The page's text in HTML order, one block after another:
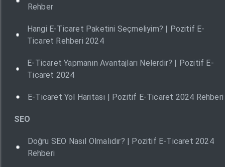
Rehber
Hangi E-Ticaret Paketini Seçmeliyim? | Pozitif E-
Ticaret Rehberi 2024
E-Ticaret Yapmanın Avantajları Nelerdir? | Pozitif E-
Ticaret 2024
E-Ticaret Yol Haritası | Pozitif E-Ticaret 2024 Rehberi
SEO
Doğru SEO Nasıl Olmalıdır? | Pozitif E-Ticaret 2024
Rehberi